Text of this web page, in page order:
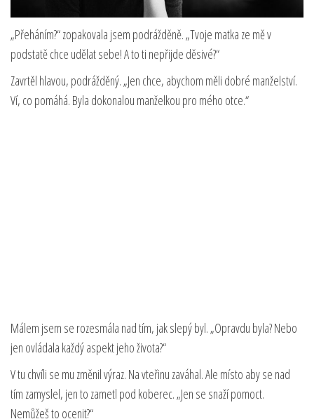
„Přeháním?“ zopakovala jsem podrážděně. „Tvoje matka ze mě v
podstatě chce udělat sebe! A to ti nepřijde děsivé?“
Zavrtěl hlavou, podrážděný. „Jen chce, abychom měli dobré manželství.
Ví, co pomáhá. Byla dokonalou manželkou pro mého otce.“
Málem jsem se rozesmála nad tím, jak slepý byl. „Opravdu byla? Nebo
jen ovládala každý aspekt jeho života?“
V tu chvíli se mu změnil výraz. Na vteřinu zaváhal. Ale místo aby se nad
tím zamyslel, jen to zametl pod koberec. „Jen se snaží pomoct.
Nemůžeš to ocenit?“